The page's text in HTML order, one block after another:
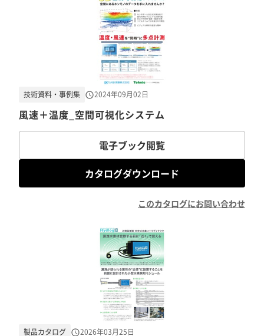
風速＋温度_空間可視化システム
技術資料・事例集 2024年09月02日
電子ブック閲覧
カタログダウンロード
このカタログにお問い合わせ
製品カタログ 2026年03月25日